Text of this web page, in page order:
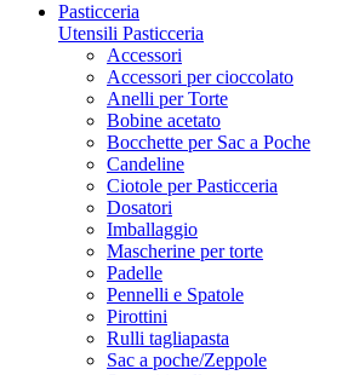
Pasticceria
Utensili Pasticceria
Accessori
Accessori per cioccolato
Anelli per Torte
Bobine acetato
Bocchette per Sac a Poche
Candeline
Ciotole per Pasticceria
Dosatori
Imballaggio
Mascherine per torte
Padelle
Pennelli e Spatole
Pirottini
Rulli tagliapasta
Sac a poche/Zeppole